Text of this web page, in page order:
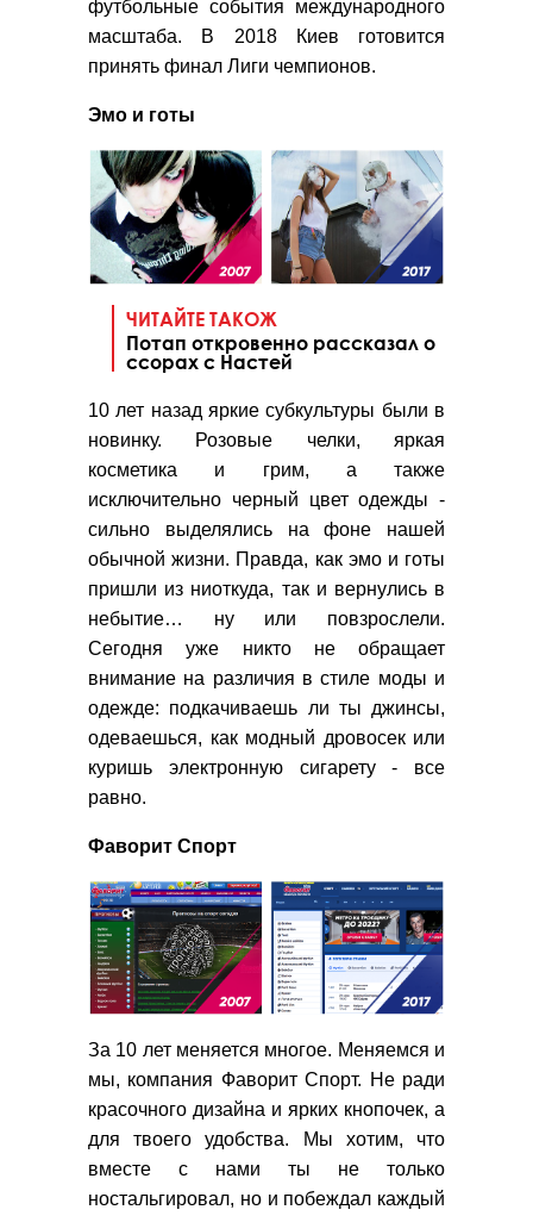
футбольные события международного
масштаба. В 2018 Киев готовится
принять финал Лиги чемпионов.
Эмо и готы
ЧИТАЙТЕ ТАКОЖ
Потап откровенно рассказал о
ссорах с Настей
10 лет назад яркие субкультуры были в
новинку. Розовые челки, яркая
косметика и грим, а также
исключительно черный цвет одежды -
сильно выделялись на фоне нашей
обычной жизни. Правда, как эмо и готы
пришли из ниоткуда, так и вернулись в
небытие… ну или повзрослели.
Сегодня уже никто не обращает
внимание на различия в стиле моды и
одежде: подкачиваешь ли ты джинсы,
одеваешься, как модный дровосек или
куришь электронную сигарету - все
равно.
Фаворит Спорт
За 10 лет меняется многое. Меняемся и
мы, компания Фаворит Спорт. Не ради
красочного дизайна и ярких кнопочек, а
для твоего удобства. Мы хотим, что
вместе с нами ты не только
ностальгировал, но и побеждал каждый